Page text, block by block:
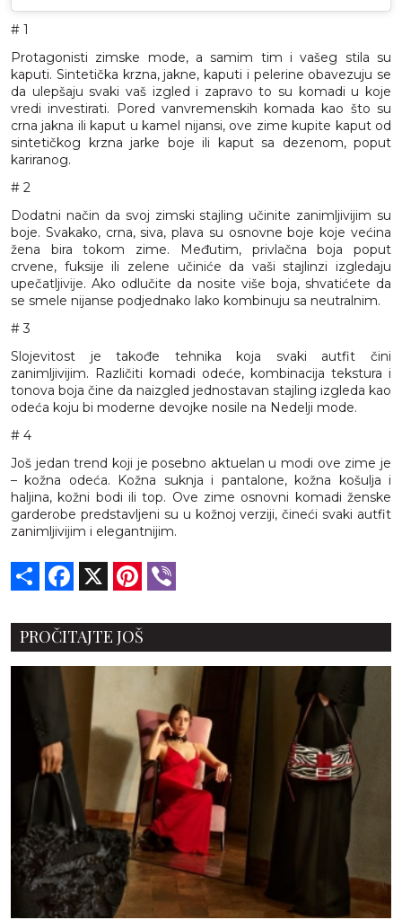
# 1
Protagonisti zimske mode, a samim tim i vašeg stila su
kaputi. Sintetička krzna, jakne, kaputi i pelerine obavezuju se
da ulepšaju svaki vaš izgled i zapravo to su komadi u koje
vredi investirati. Pored vanvremenskih komada kao što su
crna jakna ili kaput u kamel nijansi, ove zime kupite kaput od
sintetičkog krzna jarke boje ili kaput sa dezenom, poput
kariranog.
# 2
Dodatni način da svoj zimski stajling učinite zanimljivijim su
boje. Svakako, crna, siva, plava su osnovne boje koje većina
žena bira tokom zime. Međutim, privlačna boja poput
crvene, fuksije ili zelene učiniće da vaši stajlinzi izgledaju
upečatljivije. Ako odlučite da nosite više boja, shvatićete da
se smele nijanse podjednako lako kombinuju sa neutralnim.
# 3
Slojevitost je takođe tehnika koja svaki autfit čini
zanimljivijim. Različiti komadi odeće, kombinacija tekstura i
tonova boja čine da naizgled jednostavan stajling izgleda kao
odeća koju bi moderne devojke nosile na Nedelji mode.
# 4
Još jedan trend koji je posebno aktuelan u modi ove zime je
– kožna odeća. Kožna suknja i pantalone, kožna košulja i
haljina, kožni bodi ili top. Ove zime osnovni komadi ženske
garderobe predstavljeni su u kožnoj verziji, čineći svaki autfit
zanimljivijim i elegantnijim.
Share Facebook Pinterest
PROČITAJTE JOŠ